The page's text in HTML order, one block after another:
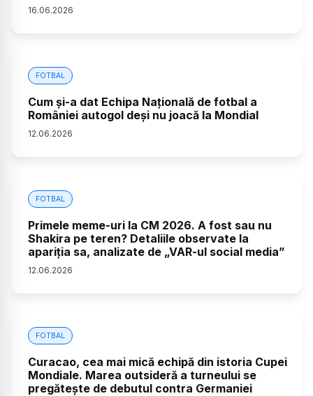
16.06.2026
FOTBAL
Cum și-a dat Echipa Națională de fotbal a
României autogol deși nu joacă la Mondial
12.06.2026
FOTBAL
Primele meme-uri la CM 2026. A fost sau nu
Shakira pe teren? Detaliile observate la
apariția sa, analizate de „VAR-ul social media”
12.06.2026
FOTBAL
Curacao, cea mai mică echipă din istoria Cupei
Mondiale. Marea outsideră a turneului se
pregătește de debutul contra Germaniei